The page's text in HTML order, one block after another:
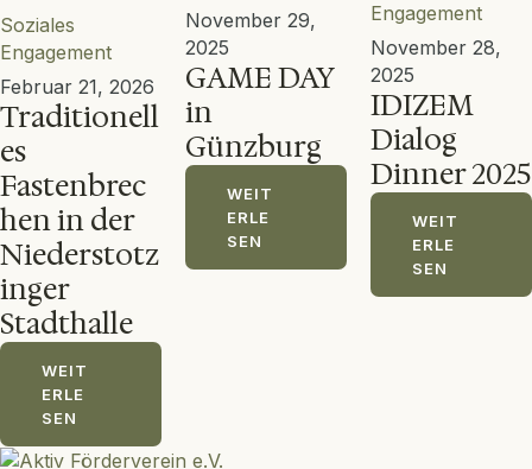
Soziales
Engagement
Februar 21, 2026
Traditionell
es
Fastenbrec
hen in der
Niederstotz
inger
Stadthalle
WEIT
ERLE
SEN
November 29,
2025
GAME DAY
in
Günzburg
WEIT
ERLE
SEN
Engagement
November 28,
2025
IDIZEM
Dialog
Dinner 2025
WEIT
ERLE
SEN